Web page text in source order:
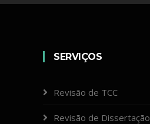
SERVIÇOS
Revisão de TCC
Revisão de Dissertação